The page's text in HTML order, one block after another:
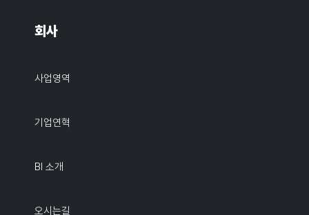
회사
사업영역
기업연혁
BI 소개
오시는길